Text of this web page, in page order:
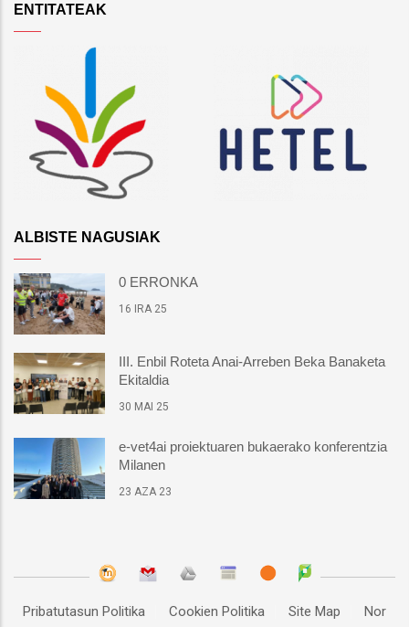
ENTITATEAK
ALBISTE NAGUSIAK
0 ERRONKA
16 IRA 25
III. Enbil Roteta Anai-Arreben Beka Banaketa
Ekitaldia
30 MAI 25
e-vet4ai proiektuaren bukaerako konferentzia
Milanen
23 AZA 23
Pribatutasun Politika Cookien Politika Site Map Nor